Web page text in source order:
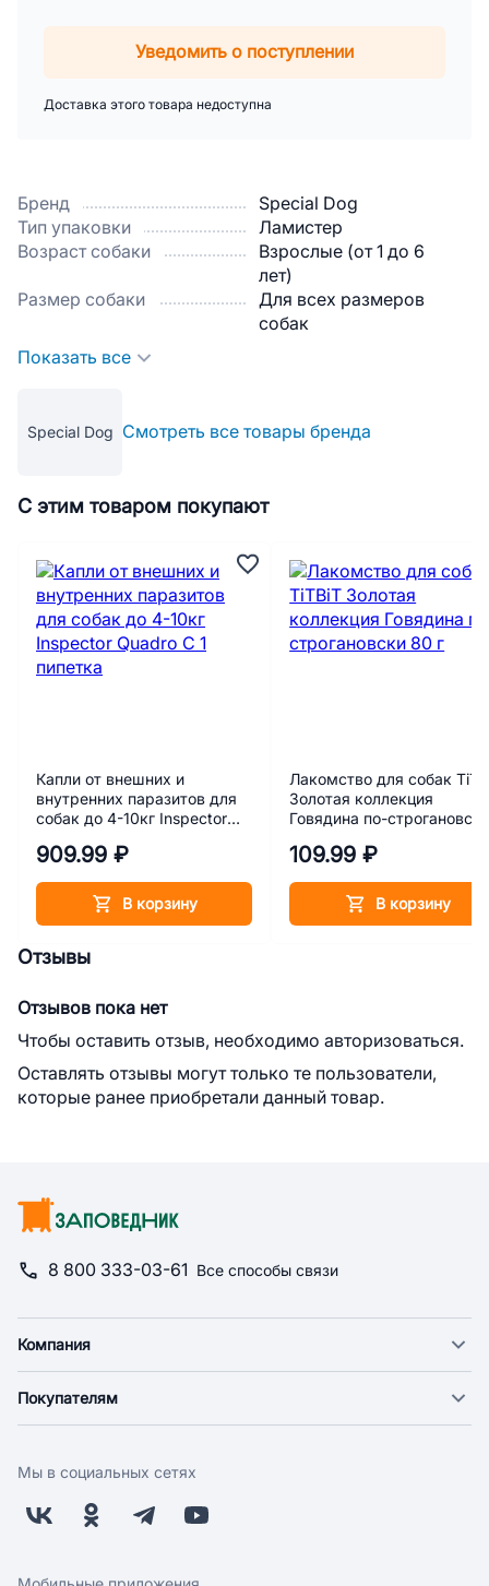
Бренд
Special Dog
Тип упаковки
Ламистер
Возраст собаки
Взрослые (от 1 до 6
лет)
Размер собаки
Для всех размеров
собак
Показать все
Special Dog Смотреть все товары бренда
Уведомить о поступлении
Доставка этого товара недоступна
С этим товаром покупают
Капли от внешних и
внутренних паразитов для
собак до 4-10кг Inspector
909.99 ₽
В корзину
Лакомство для собак
Золотая коллекция
Говядина по-
109.99 ₽
В корзину
Отзывы
Отзывов пока нет
Чтобы оставить отзыв, необходимо авторизоваться.
Оставлять отзывы могут только те пользователи,
которые ранее приобретали данный товар.
8 800 333-03-61 Все способы связи
Компания
Новости
Поставщикам
Заводчикам
Обратная связь
Покупателям
Оплата
Бонусная программа
Скидки и акции
Мы в социальных сетях